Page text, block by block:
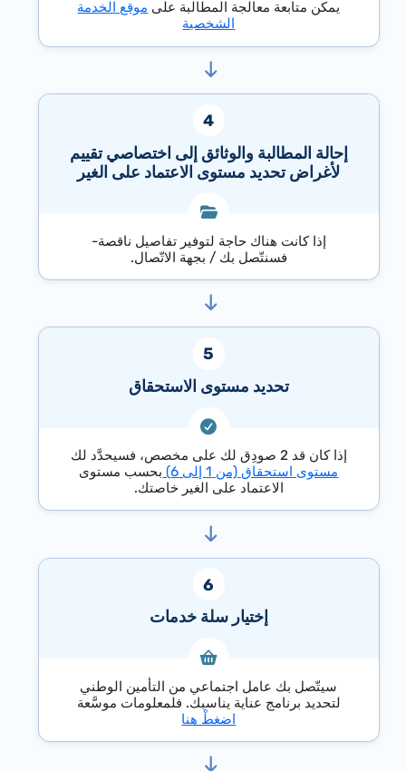
يمكن متابعة معالجة المطالبة علىموقع الخدمة
الشخصية
إحالة المطالبة والوثائق إلى اختصاصي تقييم
لأغراض تحديد مستوى الاعتماد على الغير
إذا كانت هناك حاجة لتوفير تفاصيل ناقصة-
فسنتّصل بك / بجهة الاتّصال.
تحديد مستوى الاستحقاق
إذا كان قد 2 صودِق لك على مخصص، فسيحدَّد لك
مستوى استحقاق (من 1 إلى 6)
بحسب مستوى
الاعتماد على الغير خاصتك.
إختيار سلة خدمات
سيتّصل بك عامل اجتماعي من التأمين الوطني
لتحديد برنامج عناية يناسبك. فلمعلومات موسَّعة
اضغطْ هنا